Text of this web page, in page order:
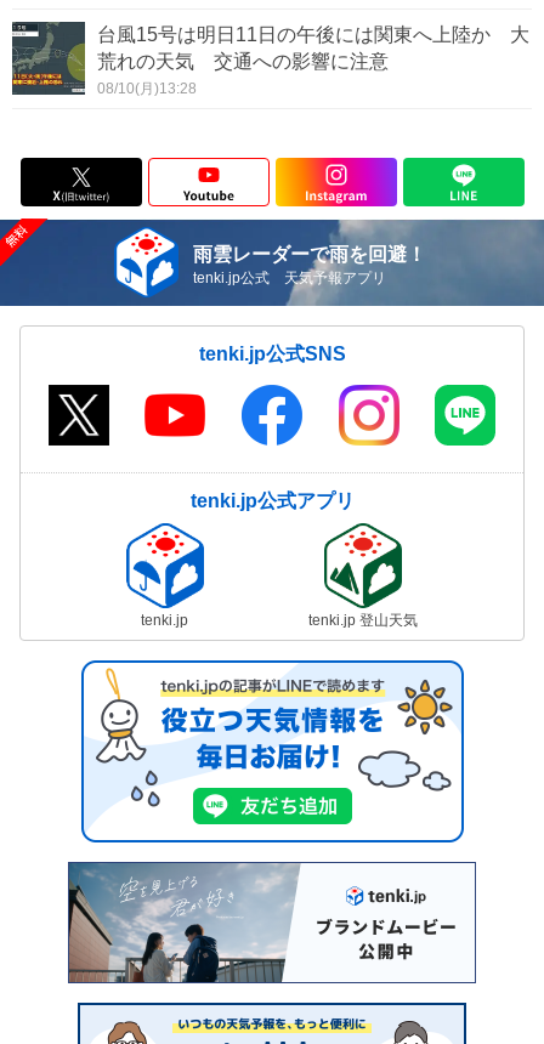
台風15号は明日11日の午後には関東へ上陸か 大
荒れの天気 交通への影響に注意
08/10(月)13:28
雨雲レーダーで雨を回避！
tenki.jp公式 天気予報アプリ
tenki.jp公式SNS
tenki.jp公式アプリ
tenki.jp tenki.jp 登山天気